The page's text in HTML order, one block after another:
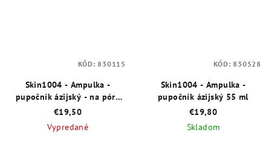
Skin1004 - Ampulka -
pupočník ázijský - na póry
50 ml
€19,50
Vypredané
KÓD:830115
Skin1004 - Ampulka -
pupočník ázijský 55 ml
€19,80
Skladom
KÓD:830528